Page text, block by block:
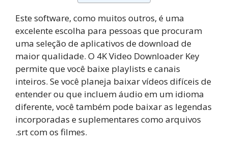
Este software, como muitos outros, é uma
excelente escolha para pessoas que procuram
uma seleção de aplicativos de download de
maior qualidade. O 4K Video Downloader Key
permite que você baixe playlists e canais
inteiros. Se você planeja baixar vídeos difíceis de
entender ou que incluem áudio em um idioma
diferente, você também pode baixar as legendas
incorporadas e suplementares como arquivos
.srt com os filmes.